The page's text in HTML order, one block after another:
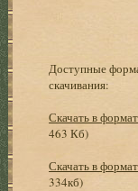
Доступные
скачивания:
Скачать в
463 Кб)
Скачать в
334кб)